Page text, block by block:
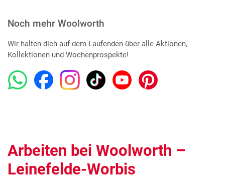
Noch mehr Woolworth
Wir halten dich auf dem Laufenden über alle Aktionen,
Kollektionen und Wochenprospekte!
Arbeiten bei Woolworth –
Leinefelde-Worbis